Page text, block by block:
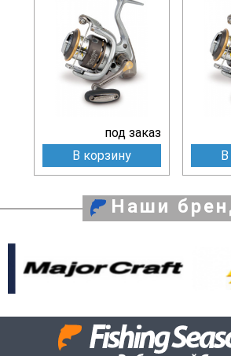
под заказ
В корзину
В
Наши